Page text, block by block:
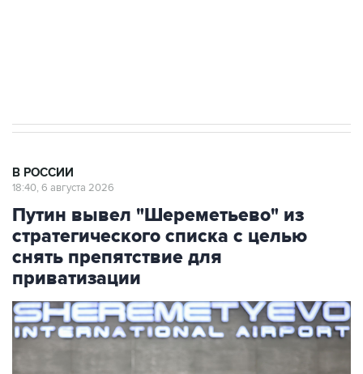
В РОССИИ
18:40, 6 августа 2026
Путин вывел "Шереметьево" из
стратегического списка с целью
снять препятствие для
приватизации